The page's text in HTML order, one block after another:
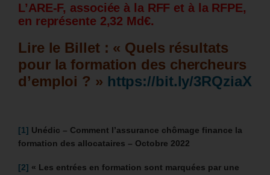
L’ARE-F, associée à la RFF et à la RFPE,
en représente 2,32 Md€.
Lire le Billet : « Quels résultats
pour la formation des chercheurs
d’emploi ? » https://bit.ly/3RQziaX
[1] Unédic – Comment l’assurance chômage finance la
formation des allocataires – Octobre 2022
[2] « Les entrées en formation sont marquées par une